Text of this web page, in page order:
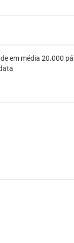
em média 20.000